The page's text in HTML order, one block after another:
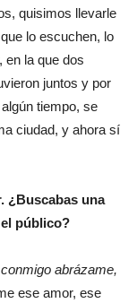
quisimos llevarle
lo escuchen, lo
en la que dos
juntos y por
tiempo, se
ciudad, y ahora sí
¿Buscabas una
público?
abrázame,
ese amor, ese